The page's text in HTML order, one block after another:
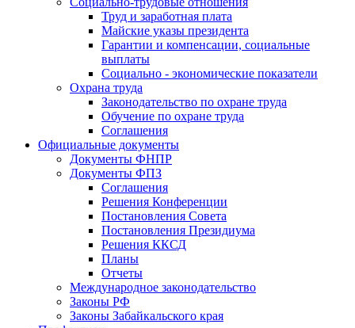
Труд и заработная плата
Майские указы президента
Гарантии и компенсации, социальные
выплаты
Социально - экономические показатели
Охрана труда
Законодательство по охране труда
Обучение по охране труда
Соглашения
Официальные документы
Документы ФНПР
Документы ФПЗ
Соглашения
Решения Конференции
Постановления Совета
Постановления Президиума
Решения ККСД
Планы
Отчеты
Международное законодательство
Законы РФ
Законы Забайкальского края